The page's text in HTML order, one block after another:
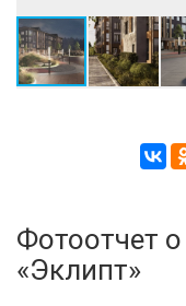
Фотоотчет
«Эклипт»